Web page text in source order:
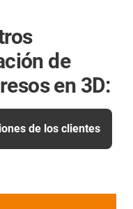
de
en 3D:
de los clientes